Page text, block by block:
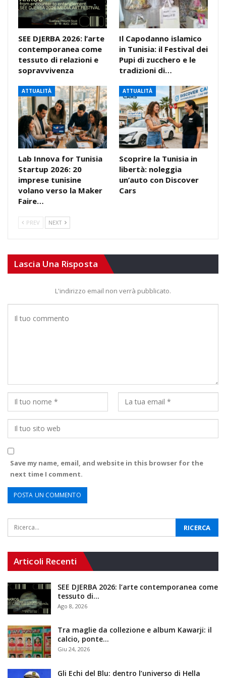
SEE DJERBA 2026: l’arte
contemporanea come
tessuto di relazioni e
sopravvivenza
Il Capodanno islamico
in Tunisia: il Festival dei
Pupi di zucchero e le
tradizioni di…
ATTUALITÀ
Lab Innova for Tunisia
Startup 2026: 20
imprese tunisine
volano verso la Maker
Faire…
ATTUALITÀ
Scoprire la Tunisia in
libertà: noleggia
un’auto con Discover
Cars
PREV NEXT
Lascia Una Risposta
L'indirizzo email non verrà pubblicato.
Save my name, email, and website in this browser for the
next time I comment.
Articoli Recenti
SEE DJERBA 2026: l’arte contemporanea come
tessuto di…
Ago 8, 2026
Tra maglie da collezione e album Kawarji: il
calcio, ponte…
Giu 24, 2026
Gli Echi del Blu: dentro l’universo di Hella